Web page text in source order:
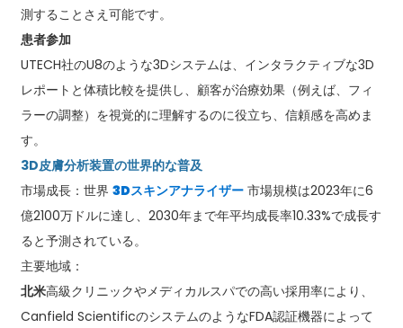
測することさえ可能です。
患者参加
UTECH社のU8のような3Dシステムは、インタラクティブな3D
レポートと体積比較を提供し、顧客が治療効果（例えば、フィ
ラーの調整）を視覚的に理解するのに役立ち、信頼感を高めま
す。
3D皮膚分析装置の世界的な普及
市場成長：世界 3Dスキンアナライザー市場規模は2023年に6
億2100万ドルに達し、2030年まで年平均成長率10.33%で成長す
ると予測されている。
主要地域：
北米高級クリニックやメディカルスパでの高い採用率により、
Canfield ScientificのシステムのようなFDA認証機器によって